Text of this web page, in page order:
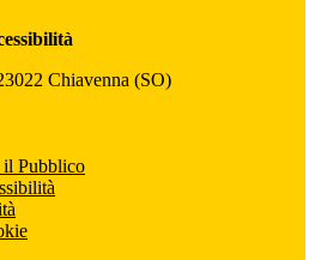
Chiavenna (SO)
Pubblico